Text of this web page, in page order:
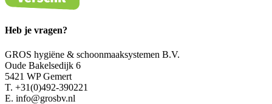
Heb je vragen?
GROS hygiëne & schoonmaaksystemen B.V.
Oude Bakelsedijk 6
5421 WP Gemert
T. +31(0)492-390221
E. info@grosbv.nl